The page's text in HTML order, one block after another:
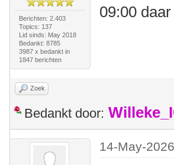
Berichten: 2.403
Topics: 137
Lid sinds: May 2018
Bedankt: 8785
3987 x bedankt in
1847 berichten
09:00
Zoek
Bedankt door:
14-May-